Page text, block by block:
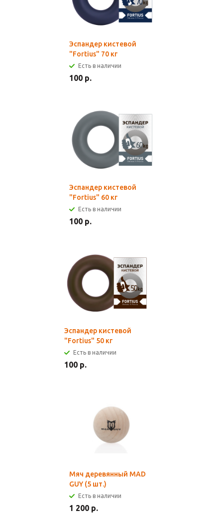
Эспандер кистевой
"Fortius" 70 кг
Есть в наличии
100 р.
Эспандер кистевой
"Fortius" 60 кг
Есть в наличии
100 р.
Эспандер кистевой
"Fortius" 50 кг
Есть в наличии
100 р.
Мяч деревянный MAD
GUY (5 шт.)
Есть в наличии
1 200 р.